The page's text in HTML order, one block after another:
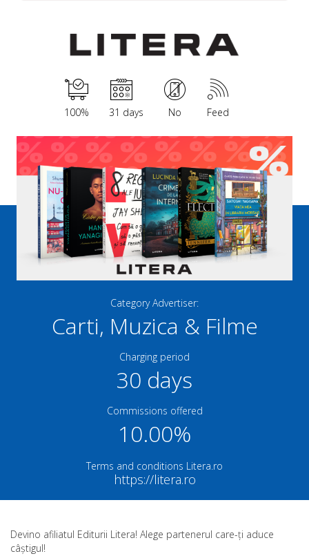
100% 31 days No Feed
Category Advertiser:
Carti, Muzica & Filme
Charging period
30 days
Commissions offered
10.00%
Terms and conditions Litera.ro
https://litera.ro
Devino afiliatul Editurii Litera! Alege partenerul care-ți aduce
câștigul!